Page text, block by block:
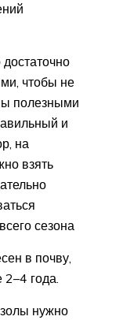
чтобы не
полезными
и
на
взять
сезона
в почву,
года.
нужно